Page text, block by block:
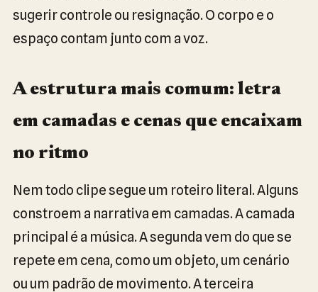
sugerir controle ou resignação. O corpo e o
espaço contam junto com a voz.
A estrutura mais comum: letra
em camadas e cenas que encaixam
no ritmo
Nem todo clipe segue um roteiro literal. Alguns
constroem a narrativa em camadas. A camada
principal é a música. A segunda vem do que se
repete em cena, como um objeto, um cenário
ou um padrão de movimento. A terceira